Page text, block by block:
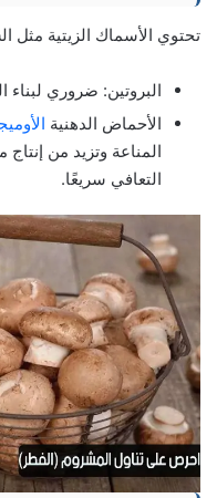
تحتوي الأسماك الزيتية مثل
البروتين: ضروري لبناء
الأحماض الدهنية الأوميجا
المناعة وتزيد من
التعافي سريعًا.